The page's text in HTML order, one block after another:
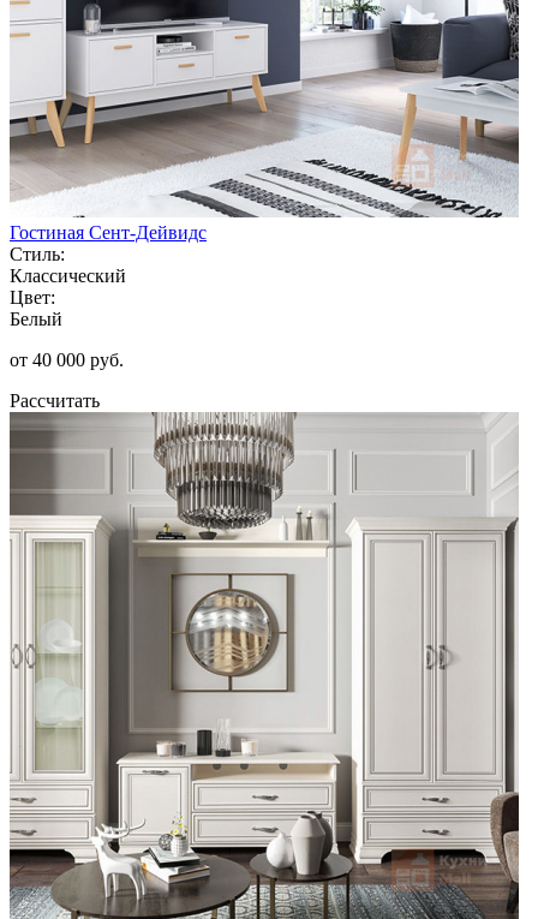
Гостиная Сент-Дейвидс
Стиль:
Классический
Цвет:
Белый
от 40 000 руб.
Рассчитать